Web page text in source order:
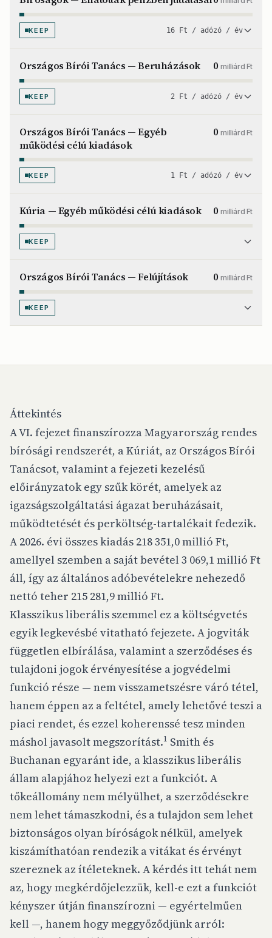
KEEP 16 Ft / adózó / év
Országos Bírói Tanács — Beruházások 0milliárd Ft
KEEP 2 Ft / adózó / év
Országos Bírói Tanács — Egyéb
működési célú kiadások
0milliárd Ft
KEEP 1 Ft / adózó / év
Kúria — Egyéb működési célú kiadások 0milliárd Ft
KEEP
Országos Bírói Tanács — Felújítások 0milliárd Ft
KEEP
Áttekintés
A VI. fejezet finanszírozza Magyarország rendes
bírósági rendszerét, a Kúriát, az Országos Bírói
Tanácsot, valamint a fejezeti kezelésű
előirányzatok egy szűk körét, amelyek az
igazságszolgáltatási ágazat beruházásait,
működtetését és perköltség-tartalékait fedezik.
A 2026. évi összes kiadás 218 351,0 millió Ft,
amellyel szemben a saját bevétel 3 069,1 millió Ft
áll, így az általános adóbevételekre nehezedő
nettó teher 215 281,9 millió Ft.
Klasszikus liberális szemmel ez a költségvetés
egyik legkevésbé vitatható fejezete. A jogviták
független elbírálása, valamint a szerződéses és
tulajdoni jogok érvényesítése a jogvédelmi
funkció része — nem visszametszésre váró tétel,
hanem éppen az a feltétel, amely lehetővé teszi a
piaci rendet, és ezzel koherenssé tesz minden
máshol javasolt megszorítást.1 Smith és
Buchanan egyaránt ide, a klasszikus liberális
állam alapjához helyezi ezt a funkciót. A
tőkeállomány nem mélyülhet, a szerződésekre
nem lehet támaszkodni, és a tulajdon sem lehet
biztonságos olyan bíróságok nélkül, amelyek
kiszámíthatóan rendezik a vitákat és érvényt
szereznek az ítéleteknek. A kérdés itt tehát nem
az, hogy megkérdőjelezzük, kell-e ezt a funkciót
kényszer útján finanszírozni — egyértelműen
kell —, hanem hogy meggyőződjünk arról: